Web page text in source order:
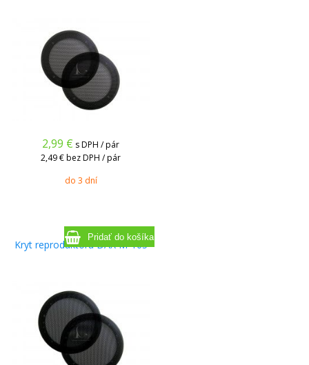
2,99 € s DPH / pár
2,49 €bez DPH / pár
do 3 dní
Kryt reproduktora DAX M-165